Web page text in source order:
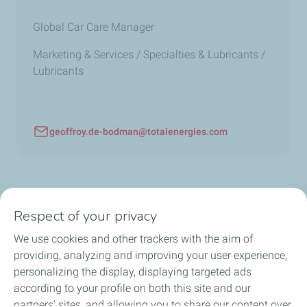
Global Car Care Manager
Marketing & Services / Specialties & Lubricants /
Lubricants
geoffroy.de-bodman@totalenergies.com
Products
Answer to your needs
Business
Respect of your privacy
We use cookies and other trackers with the aim of
providing, analyzing and improving your user experience,
personalizing the display, displaying targeted ads
according to your profile on both this site and our